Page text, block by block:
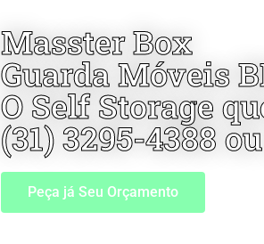
Masster Box
Guarda Móveis
O Self Storage
(31) 3295-4388
Peça já Seu Orçamento